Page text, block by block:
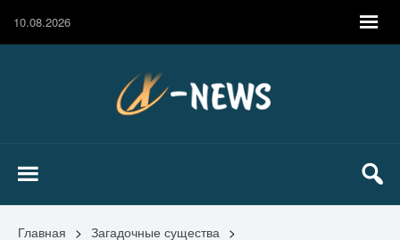
10.08.2026
Главная > Загадочные существа >